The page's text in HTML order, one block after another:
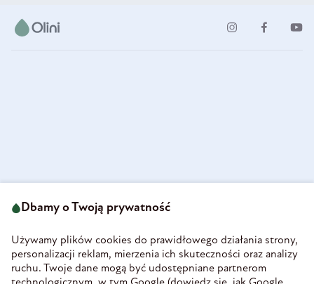
58-160 Świebodzice
REGON 890213034
INFORMACJE
Dbamy o Twoją prywatność
Używamy plików cookies do prawidłowego działania strony,
personalizacji reklam, mierzenia ich skuteczności oraz analizy
ruchu. Twoje dane mogą być udostępniane partnerom